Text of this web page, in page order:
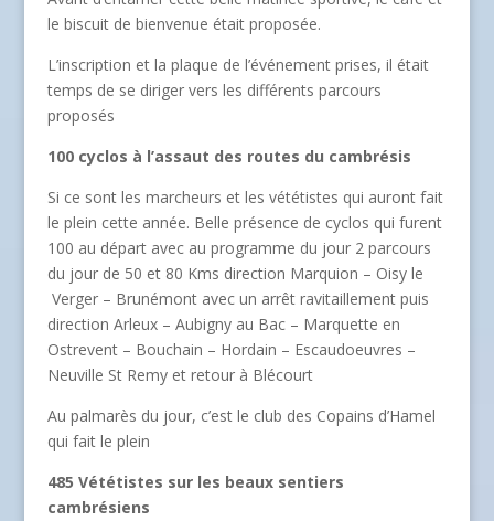
le biscuit de bienvenue était proposée.
L’inscription et la plaque de l’événement prises, il était
temps de se diriger vers les différents parcours
proposés
100 cyclos à l’assaut des routes du cambrésis
Si ce sont les marcheurs et les vététistes qui auront fait
le plein cette année. Belle présence de cyclos qui furent
100 au départ avec au programme du jour 2 parcours
du jour de 50 et 80 Kms direction Marquion – Oisy le
Verger – Brunémont avec un arrêt ravitaillement puis
direction Arleux – Aubigny au Bac – Marquette en
Ostrevent – Bouchain – Hordain – Escaudoeuvres –
Neuville St Remy et retour à Blécourt
Au palmarès du jour, c’est le club des Copains d’Hamel
qui fait le plein
485 Vététistes sur les beaux sentiers
cambrésiens